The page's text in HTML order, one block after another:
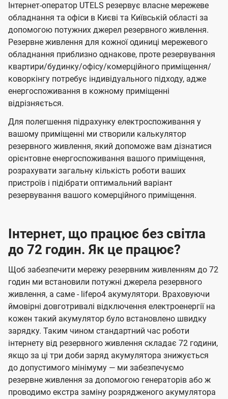
Інтернет-оператор UTELS резервує власне мережеве
обладнання та офіси в Києві та Київській області за
допомогою потужних джерел резервного живлення.
Резервне живлення для кожної одиниці мережевого
обладнання приблизно однакове, проте резервування
квартири/будинку/офісу/комерційного приміщення/
коворкінгу потребує індивідуального підходу, адже
енергоспоживання в кожному приміщенні
відрізняється.
Для полегшення підрахунку електроспоживання у
вашому приміщенні ми створили калькулятор
резервного живлення, який допоможе вам дізнатися
орієнтовне енергоспоживання вашого приміщення,
розрахувати загальну кількість роботи ваших
пристроїв і підібрати оптимальний варіант
резервування вашого комерційного приміщення.
Інтернет, що працює без світла
до 72 годин. Як це працює?
Щоб забезпечити мережу резервним живленням до 72
годин ми встановили потужні джерела резервного
живлення, а саме - lifepo4 акумулятори. Враховуючи
ймовірні довготривалі відключення електроенергії на
кожен такий акумулятор було встановлено швидку
зарядку. Таким чином стандартний час роботи
інтернету від резервного живлення складає 72 години,
якщо за ці три доби заряд акумулятора знижується
до допустимого мінімуму — ми забезпечуємо
резервне живлення за допомогою генераторів або ж
проводимо екстра заміну розрядженого акумулятора